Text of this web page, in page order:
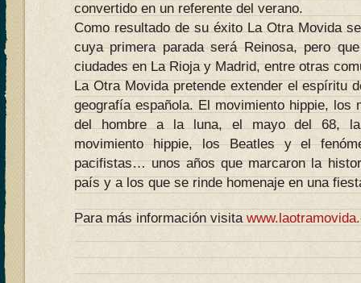
convertido en un referente del verano.
Como resultado de su éxito La Otra Movida
cuya primera parada será Reinosa, pero
ciudades en La Rioja y Madrid, entre otras
La Otra Movida pretende extender el espíritu
geografía española. El movimiento hippie, los
del hombre a la luna, el mayo del 68,
movimiento hippie, los Beatles y el
pacifistas… unos años que marcaron la
país y a los que se rinde homenaje en una
Para más información visita